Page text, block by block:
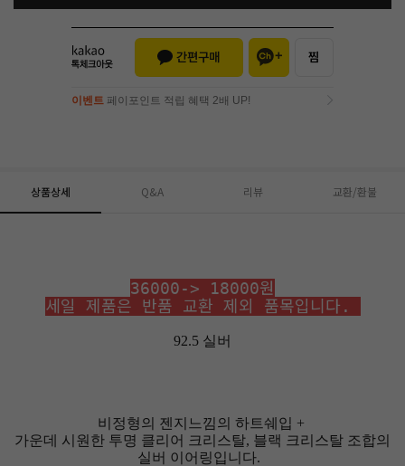
이벤트 페이포인트 적립 혜택 2배 UP!
상품상세 Q&A 리뷰 교환/환불
36000-> 18000원
세일 제품은 반품 교환 제외 품목입니다.
92.5 실버
비정형의 젠지느낌의 하트쉐입 +
가운데 시원한 투명 클리어 크리스탈, 블랙 크리스탈 조합의
실버 이어링입니다.